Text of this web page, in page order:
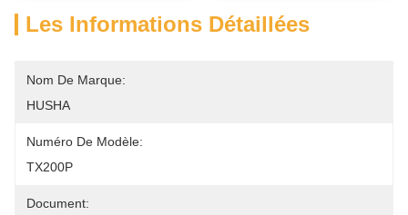
Les Informations Détaillées
Nom De Marque:
HUSHA
Numéro De Modèle:
TX200P
Document: